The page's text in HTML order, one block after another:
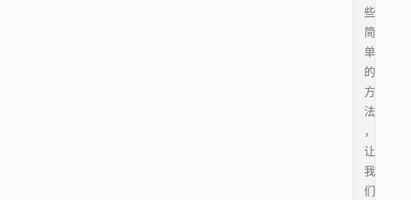
些
简
单
的
方
法
，
让
我
们